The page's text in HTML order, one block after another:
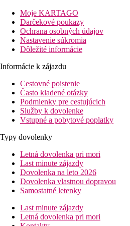
spoločenská miestnosť s TV.
na slnenie, lehátka a slnečníky
Izby
Dvojlôžková izba:kúpeľňa, WC,
balkón alebo terasa.
Zábava
1x týždenne grécky večer.
Stravovanie
Pláž
Piesočná pláž cca 50 m. Lehátka
Športová ponuka
Za poplatok:vodné športy na
Deti
Moje KARTAGO
Darčekové poukazy
Ochrana osobných údajov
Nastavenie súkromia
Dôležité informácie
Informácie k zájazdu
Cestovné poistenie
Často kladené otázky
Podmienky pre cestujúcich
Služby k dovolenke
Vstupné a pobytové poplatky
Typy dovolenky
Letná dovolenka pri mori
Last minute zájazdy
Dovolenka na leto 2026
Dovolenka vlastnou dopravou
Samostatné letenky
Last minute zájazdy
Letná dovolenka pri mori